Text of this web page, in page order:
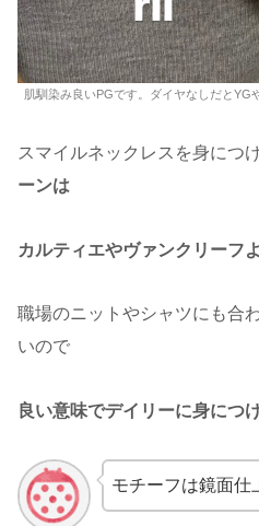
肌馴染み良いPGです。ダイヤなしだとYG
スマイルネックレスを身につ
ーンは
カルティエやヴァンクリーフ
職場のニットやシャツにも合
いので
良い意味でデイリーに身につ
モチーフは鏡面仕